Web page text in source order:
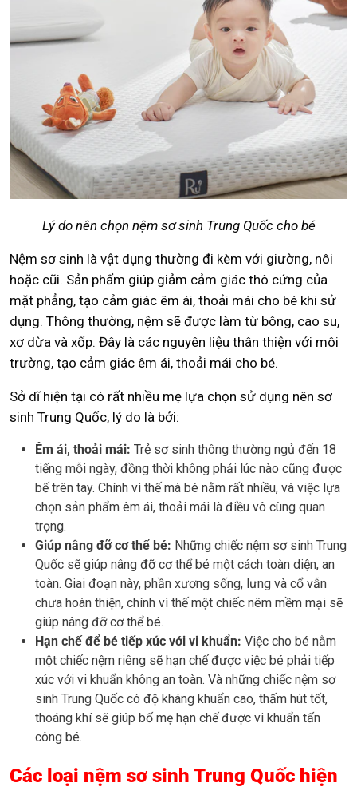
Lý do nên chọn nệm sơ sinh Trung Quốc cho bé
Nệm sơ sinh là vật dụng thường đi kèm với giường, nôi
hoặc cũi. Sản phẩm giúp giảm cảm giác thô cứng của
mặt phẳng, tạo cảm giác êm ái, thoải mái cho bé khi sử
dụng. Thông thường, nệm sẽ được làm từ bông, cao su,
xơ dừa và xốp. Đây là các nguyên liệu thân thiện với môi
trường, tạo cảm giác êm ái, thoải mái cho bé.
Sở dĩ hiện tại có rất nhiều mẹ lựa chọn sử dụng nên sơ
sinh Trung Quốc, lý do là bởi:
Êm ái, thoải mái: Trẻ sơ sinh thông thường ngủ đến 18
tiếng mỗi ngày, đồng thời không phải lúc nào cũng được
bế trên tay. Chính vì thế mà bé nằm rất nhiều, và việc lựa
chọn sản phẩm êm ái, thoải mái là điều vô cùng quan
trọng.
Giúp nâng đỡ cơ thể bé: Những chiếc nệm sơ sinh Trung
Quốc sẽ giúp nâng đỡ cơ thể bé một cách toàn diện, an
toàn. Giai đoạn này, phần xương sống, lưng và cổ vẫn
chưa hoàn thiện, chính vì thế một chiếc nêm mềm mại sẽ
giúp nâng đỡ cơ thể bé.
Hạn chế để bé tiếp xúc với vi khuẩn: Việc cho bé nằm
một chiếc nệm riêng sẽ hạn chế được việc bé phải tiếp
xúc với vi khuẩn không an toàn. Và những chiếc nệm sơ
sinh Trung Quốc có độ kháng khuẩn cao, thấm hút tốt,
thoáng khí sẽ giúp bố mẹ hạn chế được vi khuẩn tấn
công bé.
Các loại nệm sơ sinh Trung Quốc hiện